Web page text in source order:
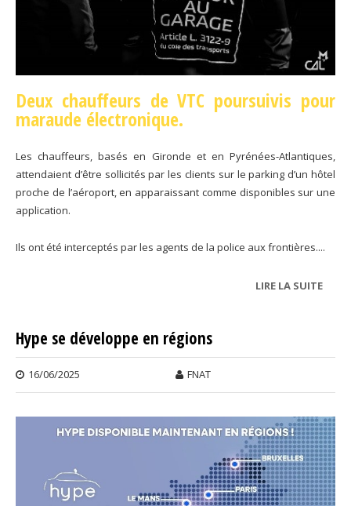
Deux chauffeurs de VTC poursuivis pour
maraude électronique.
Les chauffeurs, basés en Gironde et en Pyrénées-Atlantiques,
attendaient d’être sollicités par les clients sur le parking d’un hôtel
proche de l’aéroport, en apparaissant comme disponibles sur une
application.
Ils ont été interceptés par les agents de la police aux frontières....
LIRE LA SUITEDE
Hype se développe en régions
16/06/2025 FNAT